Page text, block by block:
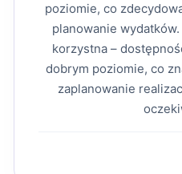
poziomie, co
planowanie
korzystna –
dobrym poziomie, co
zaplanowanie